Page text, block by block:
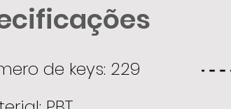
de keys: 229